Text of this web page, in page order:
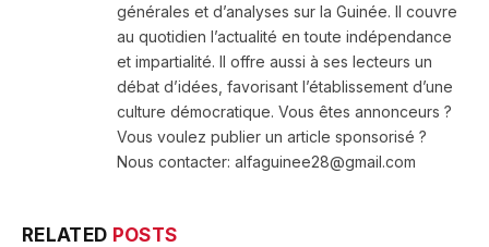
générales et d’analyses sur la Guinée. Il couvre
au quotidien l’actualité en toute indépendance
et impartialité. Il offre aussi à ses lecteurs un
débat d’idées, favorisant l’établissement d’une
culture démocratique. Vous êtes annonceurs ?
Vous voulez publier un article sponsorisé ?
Nous contacter: alfaguinee28@gmail.com
RELATED POSTS